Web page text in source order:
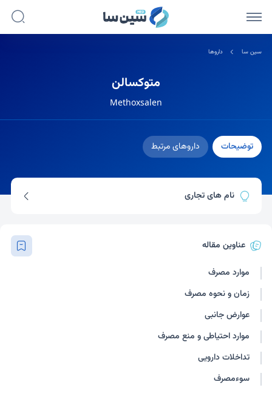
سین سا داروها
متوکسالن
Methoxsalen
توضیحات داروهای مرتبط
نام های تجاری
اکسورالن-الترا
عناوین مقاله
موارد مصرف
زمان و نحوه مصرف
عوارض جانبی
موارد احتیاطی و منع مصرف
تداخلات دارویی
سوءمصرف